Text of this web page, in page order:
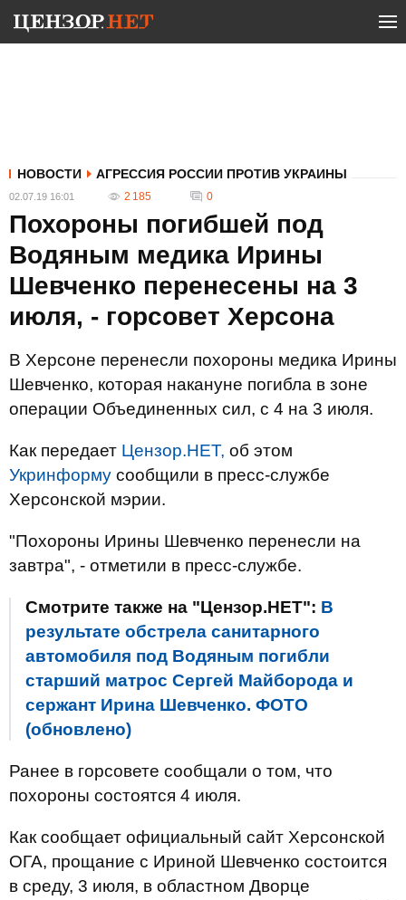
НОВОСТИ АГРЕССИЯ РОССИИ ПРОТИВ УКРАИНЫ
02.07.19 16:01 2 185 0
Похороны погибшей под
Водяным медика Ирины
Шевченко перенесены на 3
июля, - горсовет Херсона
В Херсоне перенесли похороны медика Ирины
Шевченко, которая накануне погибла в зоне
операции Объединенных сил, с 4 на 3 июля.
Как передает Цензор.НЕТ, об этом
Укринформу сообщили в пресс-службе
Херсонской мэрии.
"Похороны Ирины Шевченко перенесли на
завтра", - отметили в пресс-службе.
Смотрите также на "Цензор.НЕТ": В
результате обстрела санитарного
автомобиля под Водяным погибли
старший матрос Сергей Майборода и
сержант Ирина Шевченко. ФОТО
(обновлено)
Ранее в горсовете сообщали о том, что
похороны состоятся 4 июля.
Как сообщает официальный сайт Херсонской
ОГА, прощание с Ириной Шевченко состоится
в среду, 3 июля, в областном Дворце